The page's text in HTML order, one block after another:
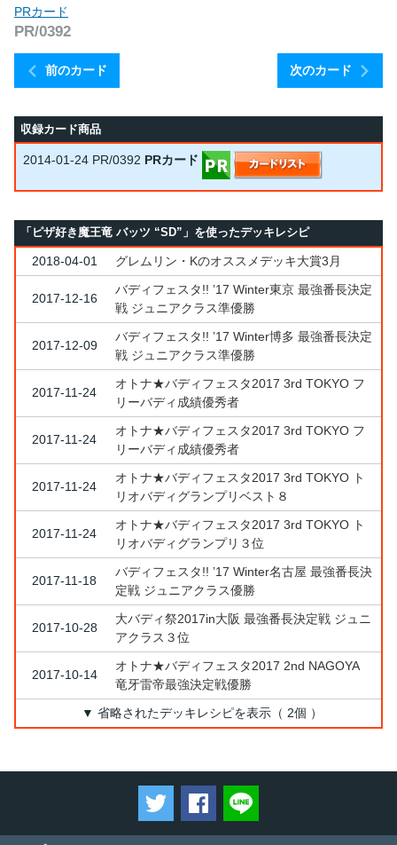
前のカード
PRカード
PR/0392
次のカード
収録カード商品
2014-01-24 PR/0392 PRカード
「ピザ好き魔王竜 バッツ “SD”」を使ったデッキレシピ
2018-04-01 グレムリン・Kのオススメデッキ大賞3月
2017-12-16
バディフェスタ!! ’17 Winter東京 最強番長決定
戦 ジュニアクラス準優勝
2017-12-09
バディフェスタ!! ’17 Winter博多 最強番長決定
戦 ジュニアクラス準優勝
2017-11-24
オトナ★バディフェスタ2017 3rd TOKYO フ
リーバディ成績優秀者
2017-11-24
オトナ★バディフェスタ2017 3rd TOKYO フ
リーバディ成績優秀者
2017-11-24
オトナ★バディフェスタ2017 3rd TOKYO ト
リオバディグランプリベスト８
2017-11-24
オトナ★バディフェスタ2017 3rd TOKYO ト
リオバディグランプリ３位
2017-11-18
バディフェスタ!! ’17 Winter名古屋 最強番長決
定戦 ジュニアクラス優勝
2017-10-28
大バディ祭2017in大阪 最強番長決定戦 ジュニ
アクラス３位
2017-10-14
オトナ★バディフェスタ2017 2nd NAGOYA
竜牙雷帝最強決定戦優勝
▼ 省略されたデッキレシピを表示（ 2個 ）
ツイートするFacebookでシェアする